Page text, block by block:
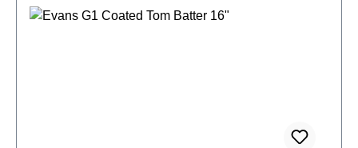
360 Technologie